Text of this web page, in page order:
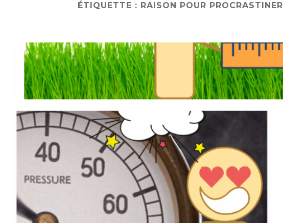
ÉTIQUETTE : RAISON POUR PROCRASTINER